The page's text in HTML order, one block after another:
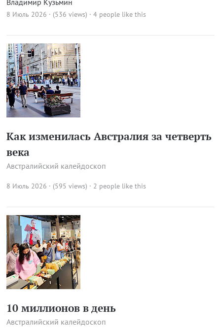
Владимир Кузьмин
8 Июль 2026 · (536 views) · 4 people like this
Как изменилась Австралия за четверть
века
Австралийский калейдоскоп
8 Июль 2026 · (595 views) · 2 people like this
10 миллионов в день
Австралийский калейдоскоп